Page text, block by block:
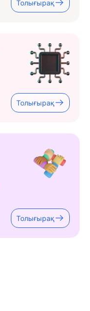
Толығырақ
Толығырақ
Толығырақ